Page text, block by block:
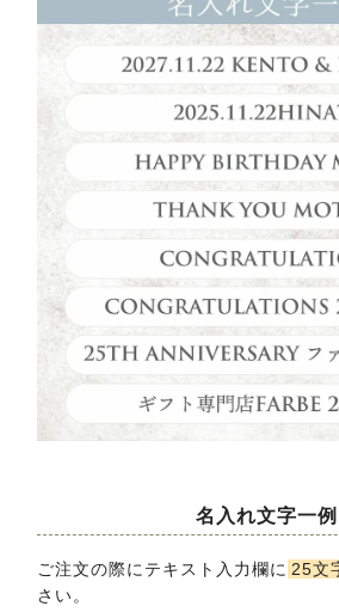
名入れ文字一例
ご注文の際にテキスト入力欄に 25文
さい。